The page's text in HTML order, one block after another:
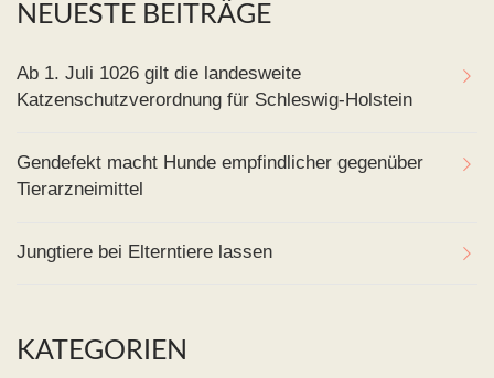
NEUESTE BEITRÄGE
Ab 1. Juli 1026 gilt die landesweite
Katzenschutzverordnung für Schleswig-Holstein
Gendefekt macht Hunde empfindlicher gegenüber
Tierarzneimittel
Jungtiere bei Elterntiere lassen
KATEGORIEN